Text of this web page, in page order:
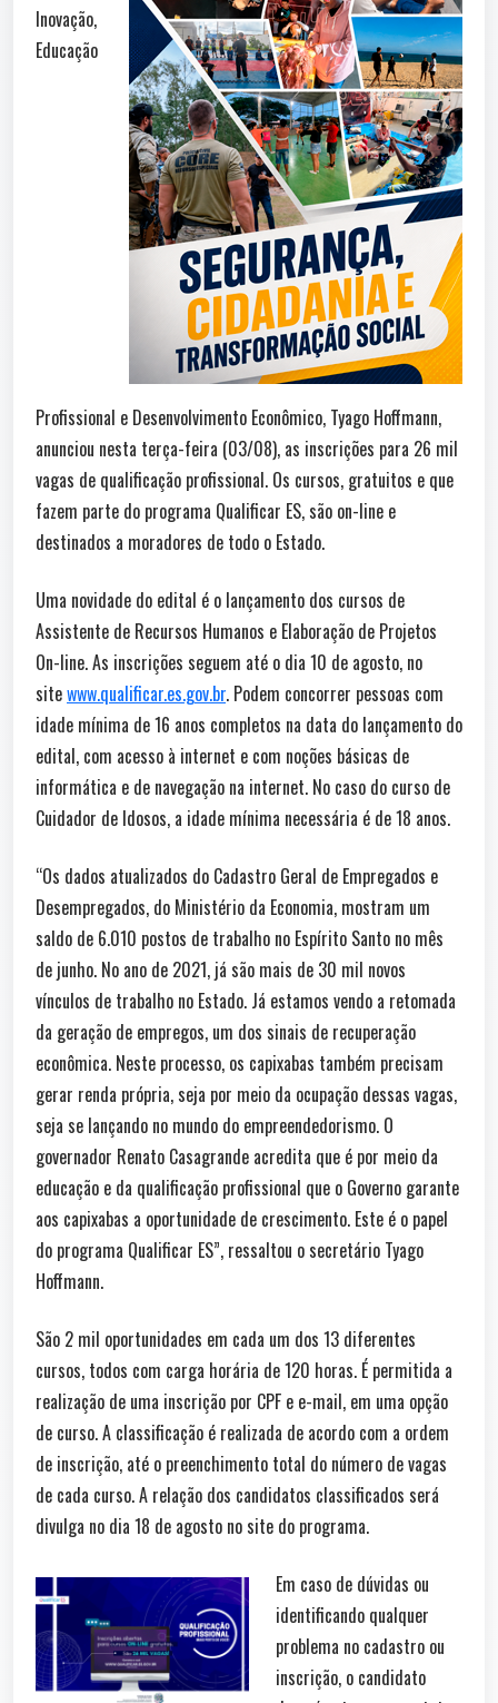
Inovação,
Educação
Profissional e Desenvolvimento Econômico, Tyago Hoffmann,
anunciou nesta terça-feira (03/08), as inscrições para 26 mil
vagas de qualificação profissional. Os cursos, gratuitos e que
fazem parte do programa Qualificar ES, são on-line e
destinados a moradores de todo o Estado.
Uma novidade do edital é o lançamento dos cursos de
Assistente de Recursos Humanos e Elaboração de Projetos
On-line. As inscrições seguem até o dia 10 de agosto, no
sitewww.qualificar.es.gov.br. Podem concorrer pessoas com
idade mínima de 16 anos completos na data do lançamento do
edital, com acesso à internet e com noções básicas de
informática e de navegação na internet. No caso do curso de
Cuidador de Idosos, a idade mínima necessária é de 18 anos.
“Os dados atualizados do Cadastro Geral de Empregados e
Desempregados, do Ministério da Economia, mostram um
saldo de 6.010 postos de trabalho no Espírito Santo no mês
de junho. No ano de 2021, já são mais de 30 mil novos
vínculos de trabalho no Estado. Já estamos vendo a retomada
da geração de empregos, um dos sinais de recuperação
econômica. Neste processo, os capixabas também precisam
gerar renda própria, seja por meio da ocupação dessas vagas,
seja se lançando no mundo do empreendedorismo. O
governador Renato Casagrande acredita que é por meio da
educação e da qualificação profissional que o Governo garante
aos capixabas a oportunidade de crescimento. Este é o papel
do programa Qualificar ES”, ressaltou o secretário Tyago
Hoffmann.
São 2 mil oportunidades em cada um dos 13 diferentes
cursos, todos com carga horária de 120 horas. É permitida a
realização de uma inscrição por CPF e e-mail, em uma opção
de curso. A classificação é realizada de acordo com a ordem
de inscrição, até o preenchimento total do número de vagas
de cada curso. A relação dos candidatos classificados será
divulga no dia 18 de agosto no site do programa.
Em caso de dúvidas ou
identificando qualquer
problema no cadastro ou
inscrição, o candidato